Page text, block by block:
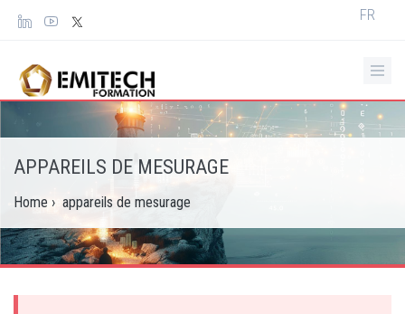
Panneau de gestion des cookies
Select
FR
APPAREILS DE MESURAGE
Home › appareils de mesurage